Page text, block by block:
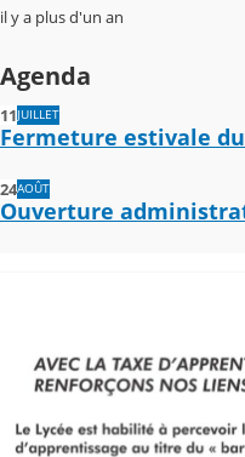
il y a plus d'un an
Agenda
11JUILLET
Fermeture estivale
24AOÛT
Ouverture